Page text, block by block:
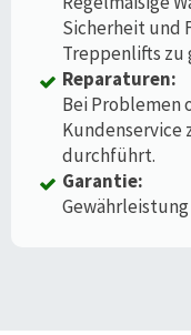
Sicherheit und
Treppenlifts zu
Reparaturen:
Bei Problemen
Kundenservice
durchführt.
Garantie: